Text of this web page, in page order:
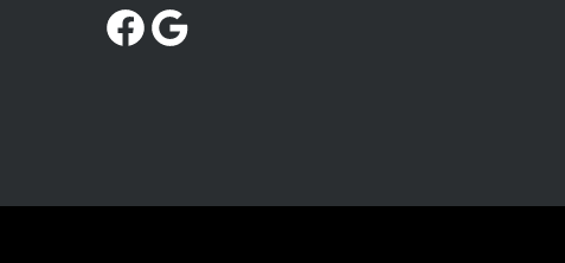
Facebook Google